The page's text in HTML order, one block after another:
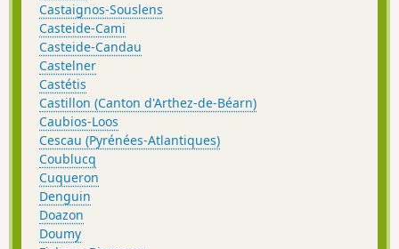
Castaignos-Souslens
Casteide-Cami
Casteide-Candau
Castelner
Castétis
Castillon (Canton d'Arthez-de-Béarn)
Caubios-Loos
Cescau (Pyrénées-Atlantiques)
Coublucq
Cuqueron
Denguin
Doazon
Doumy